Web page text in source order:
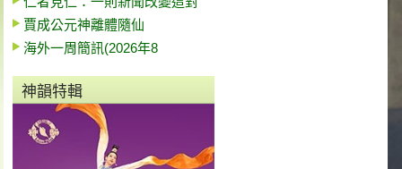
賈成公元神離體隨仙
海外一周簡訊(2026年8
神韻特輯